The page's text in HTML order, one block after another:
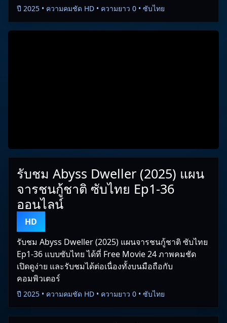
ปี 2025 • ความคมชัด HD • ความยาว 0 • ซับไทย
รับชม Abyss Dweller (2025) แผน
จารชนกู้ชาติ ซับไทย Ep1-36
ออนไลน์
HD
รับชม Abyss Dweller (2025) แผนจารชนกู้ชาติ ซับไทย
Ep1-36 แบบซับไทย ได้ที่ Free Movie 24 ภาพคมชัด
เปิดดูง่าย และรับชมได้ต่อเนื่องทั้งบนมือถือกับ
คอมพิวเตอร์
ปี 2025 • ความคมชัด HD • ความยาว 0 • ซับไทย